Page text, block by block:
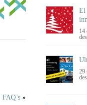
FAQ’s »
Y
LA
DE
LAS
El
14
29